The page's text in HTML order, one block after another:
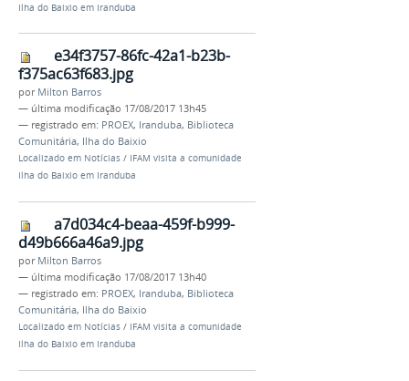
Ilha do Baixio em Iranduba
e34f3757-86fc-42a1-b23b-
f375ac63f683.jpg
por Milton Barros
— última modificação 17/08/2017 13h45
— registrado em: PROEX, Iranduba, Biblioteca
Comunitária, Ilha do Baixio
Localizado em Notícias / IFAM visita a comunidade
Ilha do Baixio em Iranduba
a7d034c4-beaa-459f-b999-
d49b666a46a9.jpg
por Milton Barros
— última modificação 17/08/2017 13h40
— registrado em: PROEX, Iranduba, Biblioteca
Comunitária, Ilha do Baixio
Localizado em Notícias / IFAM visita a comunidade
Ilha do Baixio em Iranduba